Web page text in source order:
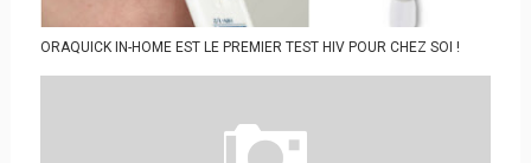
ORAQUICK IN-HOME EST LE PREMIER TEST HIV POUR CHEZ SOI !